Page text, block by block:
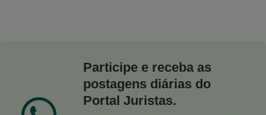
Participe e receba as
postagens diárias do
Portal Juristas.